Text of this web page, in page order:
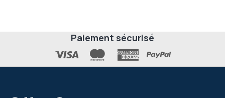
Paiement sécurisé